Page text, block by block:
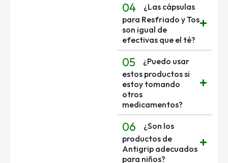
04
¿Las cápsulas
para Resfriado y Tos
son igual de
efectivas que el té?
05
¿Puedo usar
estos productos si
estoy tomando
otros
medicamentos?
06
¿Son los
productos de
Antigrip adecuados
para niños?